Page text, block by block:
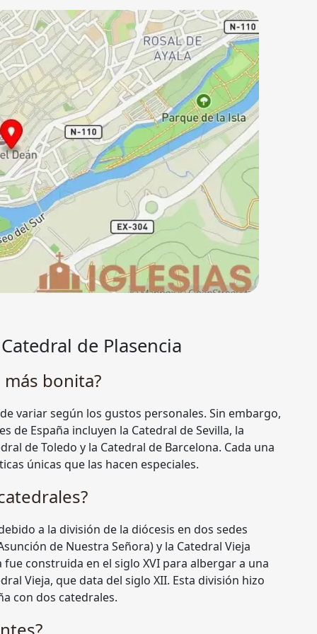
de Plasencia
más bonita?
variar según los gustos personales. Sin embargo,
de España incluyen la Catedral de Sevilla, la
de Toledo y la Catedral de Barcelona. Cada una
únicas que las hacen especiales.
a la división de la diócesis en dos sedes
de Nuestra Señora) y la Catedral Vieja
construida en el siglo XVI para albergar a una
Vieja, que data del siglo XII. Esta división hizo
con dos catedrales.